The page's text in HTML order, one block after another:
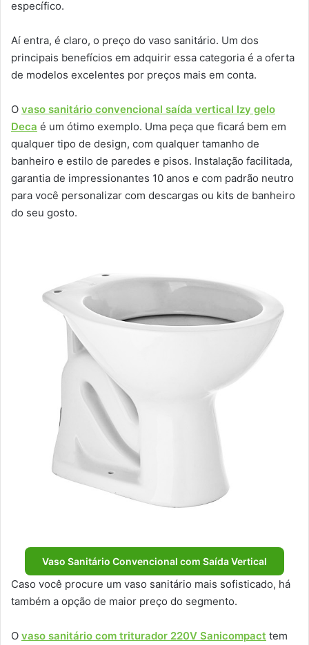
específico.
Aí entra, é claro, o preço do vaso sanitário. Um dos
principais benefícios em adquirir essa categoria é a oferta
de modelos excelentes por preços mais em conta.
O vaso sanitário convencional saída vertical Izy gelo
Deca é um ótimo exemplo. Uma peça que ficará bem em
qualquer tipo de design, com qualquer tamanho de
banheiro e estilo de paredes e pisos. Instalação facilitada,
garantia de impressionantes 10 anos e com padrão neutro
para você personalizar com descargas ou kits de banheiro
do seu gosto.
Vaso Sanitário Convencional com Saída Vertical
Caso você procure um vaso sanitário mais sofisticado, há
também a opção de maior preço do segmento.
O vaso sanitário com triturador 220V Sanicompact tem